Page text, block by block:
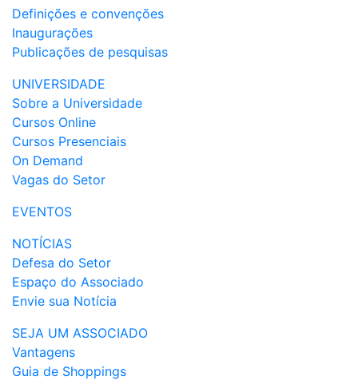
Definições e convenções
Inaugurações
Publicações de pesquisas
UNIVERSIDADE
Sobre a Universidade
Cursos Online
Cursos Presenciais
On Demand
Vagas do Setor
EVENTOS
NOTÍCIAS
Defesa do Setor
Espaço do Associado
Envie sua Notícia
SEJA UM ASSOCIADO
Vantagens
Guia de Shoppings